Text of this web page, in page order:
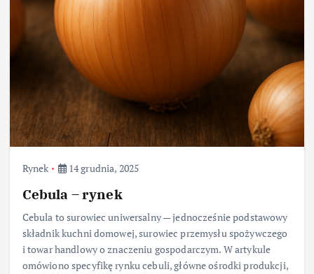
Rynek 14 grudnia, 2025
Cebula – rynek
Cebula to surowiec uniwersalny — jednocześnie podstawowy
składnik kuchni domowej, surowiec przemysłu spożywczego
i towar handlowy o znaczeniu gospodarczym. W artykule
omówiono specyfikę rynku cebuli, główne ośrodki produkcji,